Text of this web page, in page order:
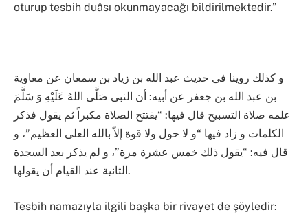
oturup tesbih duâsı okunmayacağı bildirilmektedir.”
و كذلك روينا فى حديث عبد الله بن زياد بن سمعان عن معاوية
بن عبد الله بن جعفر عن أبيه: أن النبى صَلَّى اللهُ عَلَيْهِ وَ سَلَّمَ
علمه صلاة التسبيح قال فيها: “يفتتح الصلاة مكبراً ثم يقول فذكر
الكلمات و زاد فيها “و لا حول ولا قوة إلاّ بالله العلى العظيم”، و
قال فيه: “يقول ذلك خمس عشرة مرة”، و لم يذكر بعد السجدة
الثانية عند القيام أن يقولها.
Tesbih namazıyla ilgili başka bir rivayet de şöyledir: